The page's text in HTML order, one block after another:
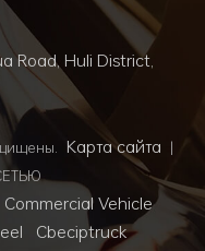
Road, Huli District,
Карта сайта |
Commercial Vehicle
Cbeciptruck